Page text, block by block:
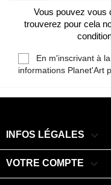
Vous pouvez vous
trouverez pour cela
En m'inscrivant à
informations Planet'Art
INFOS LÉGALES 
VOTRE COMPTE 